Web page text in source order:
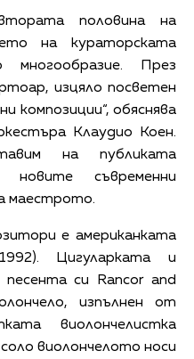
половина на
на кураторската
многообразие. През
изцяло посветен
композиции“, обяснява
Клаудио Коен.
на публиката
съвременни
маестрото.
е американката
Цигуларката и
си Rancor and
изпълнен от
виолончелистка
соло виолончелото носи